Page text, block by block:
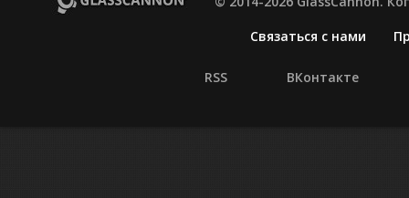
Связаться с нами
RSS ВКонтакте